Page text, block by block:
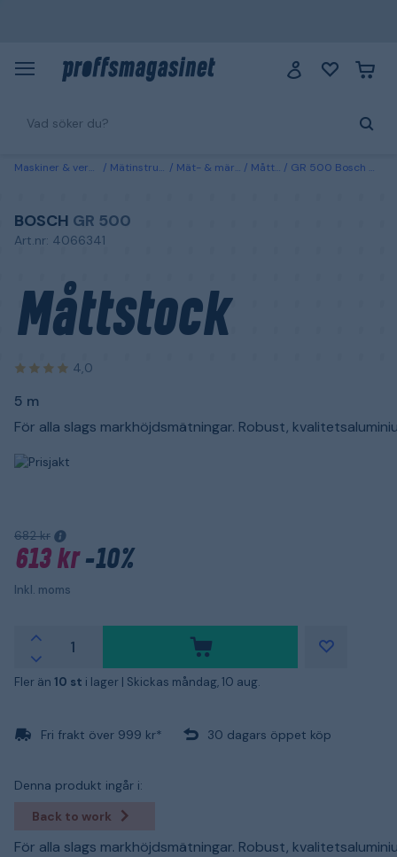
Maskiner & verktyg Mätinstrument Mät- & märkverktyg Måttstockar GR 500 Bosch Måttstock 5 m 601094600
BOSCH GR 500
Art.nr: 4066341
Måttstock
4,0
5 m
För alla slags markhöjdsmätningar. Robust,
682 kr
613 kr-10%
Inkl. moms
Fler än 10 st i lager | Skickas måndag, 10 aug.
Fri frakt över 999 kr* 30 dagars öppet köp
Denna produkt ingår i:
Back to work
För alla slags markhöjdsmätningar. Robust,